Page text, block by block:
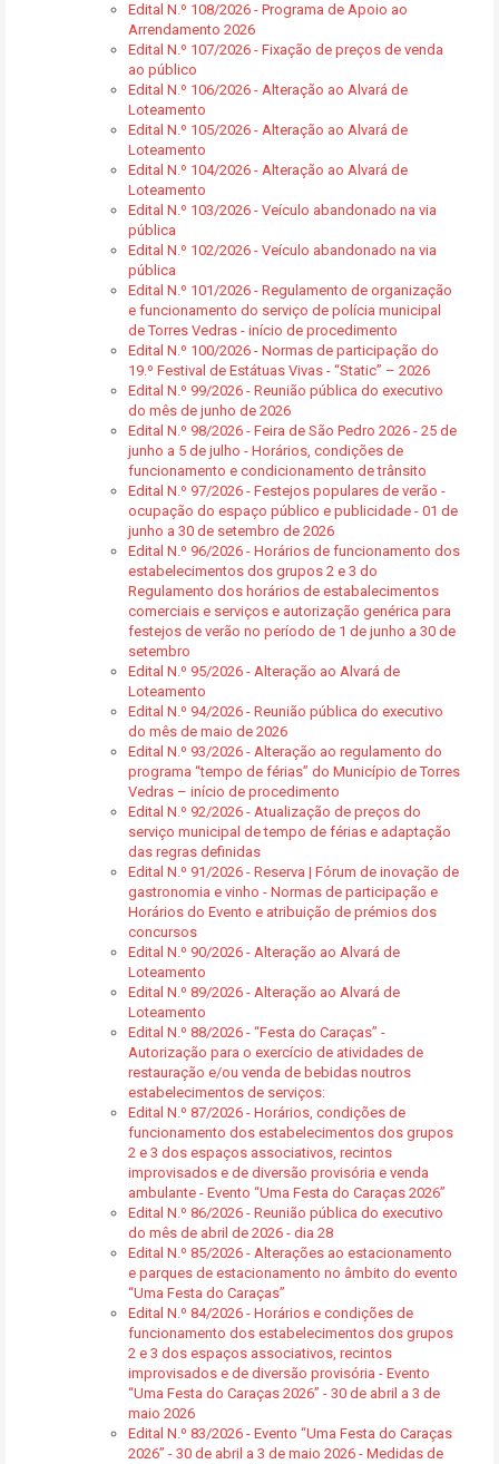
Edital N.º 108/2026 - Programa de Apoio ao
Arrendamento 2026
Edital N.º 107/2026 - Fixação de preços de venda
ao público
Edital N.º 106/2026 - Alteração ao Alvará de
Loteamento
Edital N.º 105/2026 - Alteração ao Alvará de
Loteamento
Edital N.º 104/2026 - Alteração ao Alvará de
Loteamento
Edital N.º 103/2026 - Veículo abandonado na via
pública
Edital N.º 102/2026 - Veículo abandonado na via
pública
Edital N.º 101/2026 - Regulamento de organização
e funcionamento do serviço de polícia municipal
de Torres Vedras - início de procedimento
Edital N.º 100/2026 - Normas de participação do
19.º Festival de Estátuas Vivas - “Static” – 2026
Edital N.º 99/2026 - Reunião pública do executivo
do mês de junho de 2026
Edital N.º 98/2026 - Feira de São Pedro 2026 - 25 de
junho a 5 de julho - Horários, condições de
funcionamento e condicionamento de trânsito
Edital N.º 97/2026 - Festejos populares de verão -
ocupação do espaço público e publicidade - 01 de
junho a 30 de setembro de 2026
Edital N.º 96/2026 - Horários de funcionamento dos
estabelecimentos dos grupos 2 e 3 do
Regulamento dos horários de estabalecimentos
comerciais e serviços e autorização genérica para
festejos de verão no período de 1 de junho a 30 de
setembro
Edital N.º 95/2026 - Alteração ao Alvará de
Loteamento
Edital N.º 94/2026 - Reunião pública do executivo
do mês de maio de 2026
Edital N.º 93/2026 - Alteração ao regulamento do
programa “tempo de férias” do Município de Torres
Vedras – início de procedimento
Edital N.º 92/2026 - Atualização de preços do
serviço municipal de tempo de férias e adaptação
das regras definidas
Edital N.º 91/2026 - Reserva | Fórum de inovação de
gastronomia e vinho - Normas de participação e
Horários do Evento e atribuição de prémios dos
concursos
Edital N.º 90/2026 - Alteração ao Alvará de
Loteamento
Edital N.º 89/2026 - Alteração ao Alvará de
Loteamento
Edital N.º 88/2026 - “Festa do Caraças” -
Autorização para o exercício de atividades de
restauração e/ou venda de bebidas noutros
estabelecimentos de serviços:
Edital N.º 87/2026 - Horários, condições de
funcionamento dos estabelecimentos dos grupos
2 e 3 dos espaços associativos, recintos
improvisados e de diversão provisória e venda
ambulante - Evento “Uma Festa do Caraças 2026”
Edital N.º 86/2026 - Reunião pública do executivo
do mês de abril de 2026 - dia 28
Edital N.º 85/2026 - Alterações ao estacionamento
e parques de estacionamento no âmbito do evento
“Uma Festa do Caraças”
Edital N.º 84/2026 - Horários e condições de
funcionamento dos estabelecimentos dos grupos
2 e 3 dos espaços associativos, recintos
improvisados e de diversão provisória - Evento
“Uma Festa do Caraças 2026” - 30 de abril a 3 de
maio 2026
Edital N.º 83/2026 - Evento “Uma Festa do Caraças
2026” - 30 de abril a 3 de maio 2026 - Medidas de